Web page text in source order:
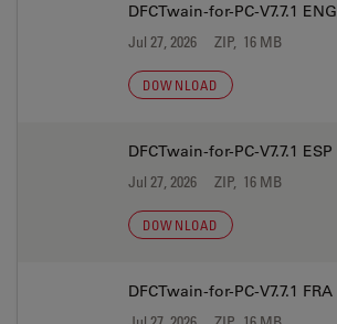
DFCTwain-for-PC-V7.7.1 ENG
Jul 27, 2026 ZIP, 16 MB
DOWNLOAD
DFCTwain-for-PC-V7.7.1 ESP
Jul 27, 2026 ZIP, 16 MB
DOWNLOAD
DFCTwain-for-PC-V7.7.1 FRA